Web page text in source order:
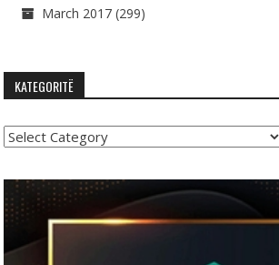
March 2017 (299)
KATEGORITË
Kategoritë